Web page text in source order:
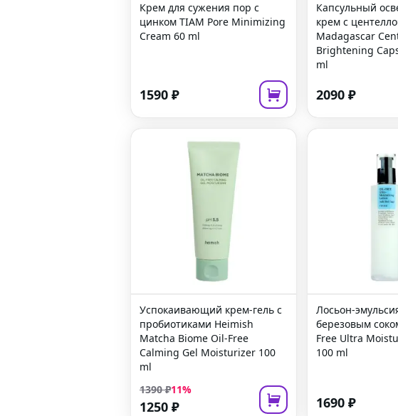
Крем для сужения пор с
цинком TIAM Pore Minimizing
Cream 60 ml
1590 ₽
Капсульный
крем с
Madagascar
Brightening
ml
2090 ₽
Успокаивающий крем-гель с
пробиотиками Heimish
Matcha Biome Oil-Free
Calming Gel Moisturizer 100
ml
1390₽11%
1250 ₽
Лосьон-
березовым
Free Ultra
100 ml
1690 ₽